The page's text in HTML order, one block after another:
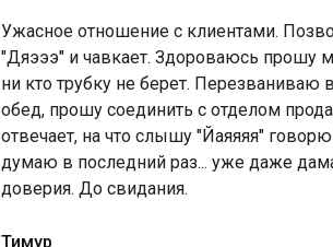
Ужасное отношение с клиентами.
"Дяэээ" и чавкает. Здороваюсь прошу
ни кто трубку не берет. Перезваниваю
обед, прошу соединить с отделом
отвечает, на что слышу "Йаяяяя"
думаю в последний раз... уже даже
доверия. До свидания.
Тимур